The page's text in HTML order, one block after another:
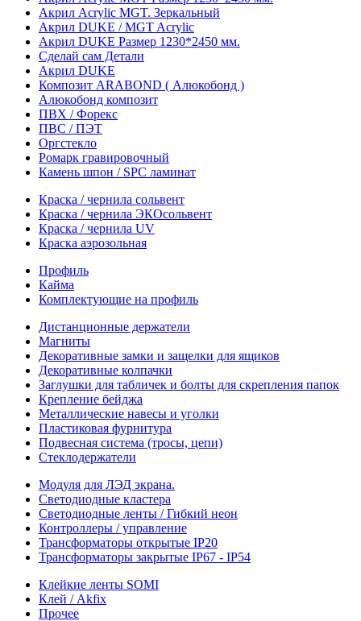
Акрил Acrylic MGT. Зеркальный
Акрил DUKE / MGT Acrylic
Акрил DUKE Размер 1230*2450 мм.
Сделай сам Детали
Акрил DUKE
Композит ARABOND ( Алюкобонд )
Алюкобонд композит
ПВХ / Форекс
ПВС / ПЭТ
Оргстекло
Ромарк гравировочный
Камень шпон / SPC ламинат
Краска / чернила сольвент
Краска / чернила ЭКОсольвент
Краска / чернила UV
Краска аэрозольная
Профиль
Кайма
Комплектующие на профиль
Дистанционные держатели
Магниты
Декоративные замки и защелки для ящиков
Декоративные колпачки
Заглушки для табличек и болты для скрепления папок
Крепление бейджа
Металлические навесы и уголки
Пластиковая фурнитура
Подвесная система (тросы, цепи)
Стеклодержатели
Модуля для ЛЭД экрана.
Светодиодные кластера
Светодиодные ленты / Гибкий неон
Контроллеры / управление
Трансформаторы открытые IP20
Трансформаторы закрытые IP67 - IP54
Клейкие ленты SOMI
Клей / Akfix
Прочее